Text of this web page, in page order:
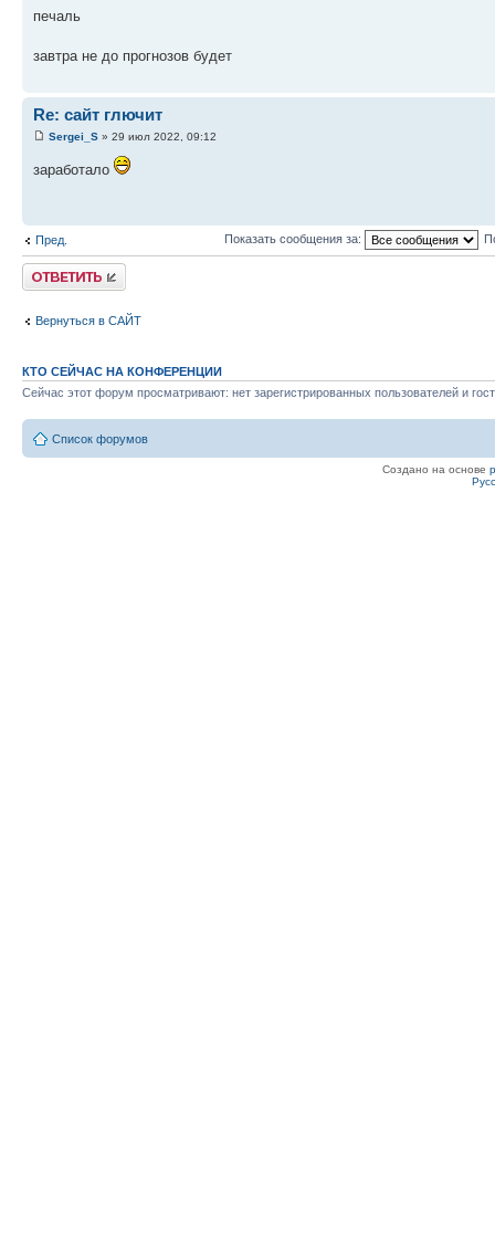
печаль
завтра не до прогнозов будет
Re: сайт глючит
Sergei_S » 29 июл 2022, 09:12
заработало
Пред. Показать сообщения за:
Ответить
Вернуться в САЙТ
КТО СЕЙЧАС НА КОНФЕРЕНЦИИ
Сейчас этот форум просматривают: нет зарегистрированных пользователей и
Список форумов
Создано на основе